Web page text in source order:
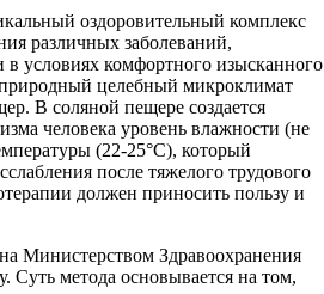
оздоровительный комплекс
различных заболеваний,
условиях комфортного изысканного
целебный микроклимат
В соляной пещере создается
человека уровень влажности (не
(22-25°С), который
после тяжелого трудового
должен приносить пользу и
Министерством Здравоохранения
Суть метода основывается на том,